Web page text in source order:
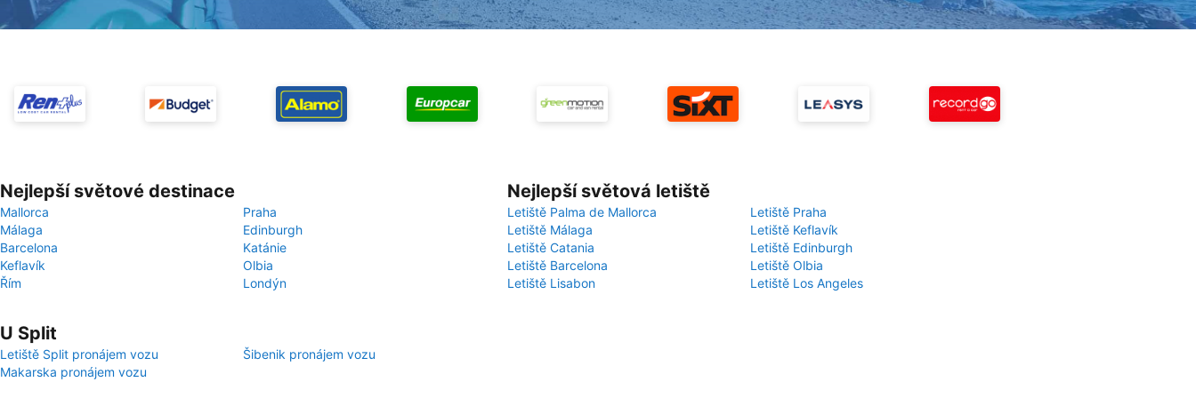
Nejlepší světové destinace
Mallorca
Praha
Málaga
Edinburgh
Barcelona
Katánie
Keflavík
Olbia
Řím
Londýn
Nejlepší světová letiště
Letiště Palma de Mallorca
Letiště Praha
Letiště Málaga
Letiště Keflavík
Letiště Catania
Letiště Edinburgh
Letiště Barcelona
Letiště Olbia
Letiště Lisabon
Letiště Los Angeles
U Split
Letiště Split pronájem vozu
Šibenik pronájem vozu
Makarska pronájem vozu